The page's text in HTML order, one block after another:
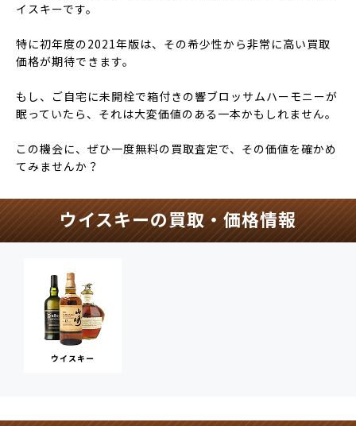
イスキーです。
特に初年度の2021年版は、その希少性から非常に高い買取
価格が期待できます。
もし、ご自宅に未開栓で箱付きの響ブロッサムハーモニーが
眠っていたら、それは大変価値のある一本かもしれません。
この機会に、ぜひ一度無料の買取査定で、その価値を確かめ
てみませんか？
ウイスキーの買取・価格情報
ウイスキー